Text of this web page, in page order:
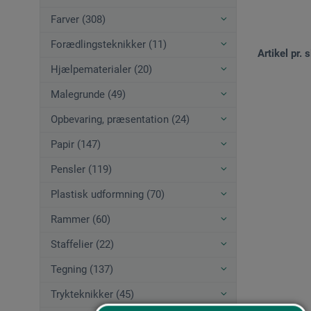
Farver (308)
Forædlingsteknikker (11)
Hjælpematerialer (20)
Malegrunde (49)
Opbevaring, præsentation (24)
Papir (147)
Pensler (119)
Plastisk udformning (70)
Rammer (60)
Staffelier (22)
Tegning (137)
Trykteknikker (45)
Artikel pr.